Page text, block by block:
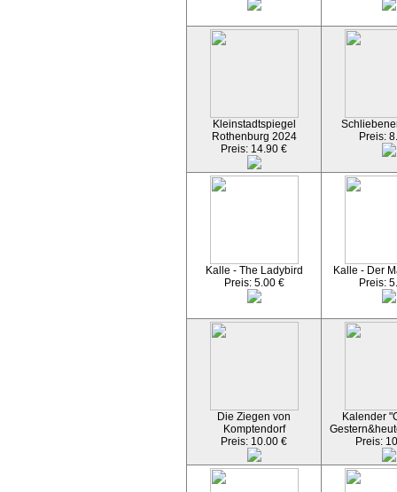
Kleinstadtspiegel
Rothenburg 2024
Preis: 14.90 €
Preis:
Kalle - The Ladybird
Preis: 5.00 €
Kalle - Der
Preis:
Die Ziegen von
Komptendorf
Preis: 10.00 €
Kalender
Preis: